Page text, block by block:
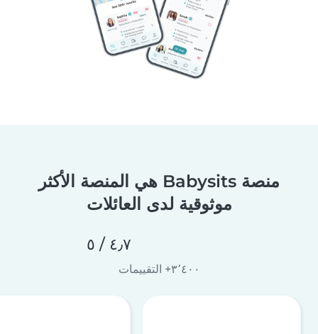
منصة Babysits هي المنصة الأكثر
موثوقية لدى العائلات
٤٫٧ / ٥
٣٬٤٠٠+ التقييمات